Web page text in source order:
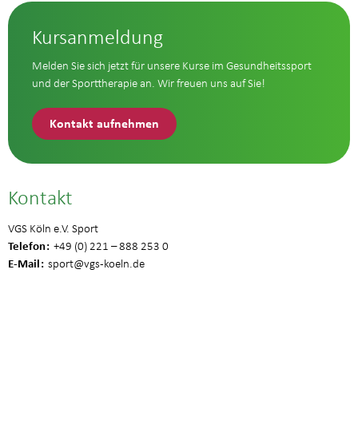
Kursanmeldung
Melden Sie sich jetzt für unsere Kurse im Gesundheitssport
und der Sporttherapie an. Wir freuen uns auf Sie!
Kontakt aufnehmen
Kontakt
VGS Köln e.V. Sport
Telefon +49 (0) 221 – 888 253 0
E-Mail sport@vgs-koeln.de